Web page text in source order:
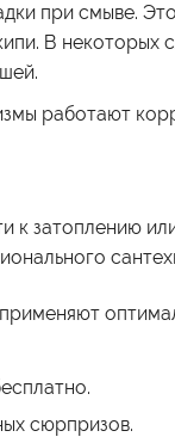
при смыве.
В некоторых
работают
к затоплению
сюрпризов.